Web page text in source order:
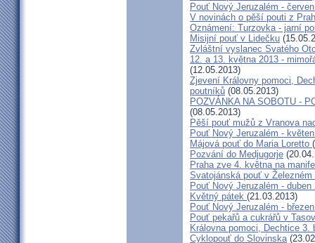
Pouť Nový Jeruzalém -
V novinách o pěší pouti z
Oznámení: Turzovka - jarní
Misijní pouť v Lidečku
Zvláštní vyslanec Svatého
12. a 13. května 2013 -
(12.05.2013)
Zjevení Královny pomoci,
poutníků (08.05.2013)
POZVÁNKA NA SOBOTU -
(08.05.2013)
Pěší pouť mužů z Vranova
Pouť Nový Jeruzalém -
Májová pouť do Maria Loretto
Pozvání do Medjugorje
Praha zve 4. května na
Svatojánská pouť v Železném
Pouť Nový Jeruzalém - duben
Květný pátek (21.03.2013)
Pouť Nový Jeruzalém -
Pouť pekařů a cukrářů v
Královna pomoci, Dechtice
Cyklopouť do Slovinska